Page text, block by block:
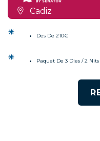
Cadiz
Des De 210€
Paquet De 3 Dies / 2 Nits